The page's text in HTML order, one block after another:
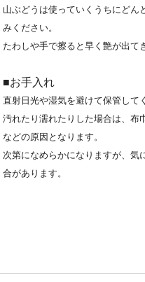
山ぶどうは使っていくうちにどん
みください。
たわしや手で擦ると早く艶が出て
■お手入れ
直射日光や湿気を避けて保管して
汚れたり濡れたりした場合は、布
などの原因となります。
次第になめらかになりますが、気
合があります。